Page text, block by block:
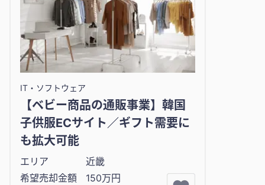
IT・ソフトウェア
【ベビー商品の通販事業】韓国
子供服ECサイト／ギフト需要に
も拡大可能
エリア
近畿
希望売却金額
150万円